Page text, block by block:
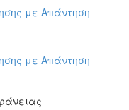
με Απάντηση
με Απάντηση